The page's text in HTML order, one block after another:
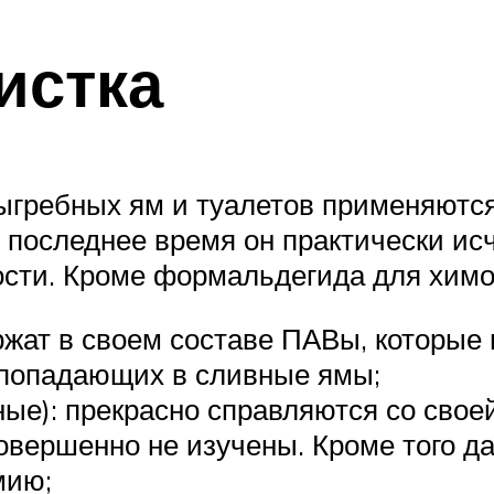
ям и туалетов
время он практически
Кроме формальдегида для
в своем составе ПАВы, которые
в сливные ямы;
прекрасно справляются со
не изучены. Кроме того